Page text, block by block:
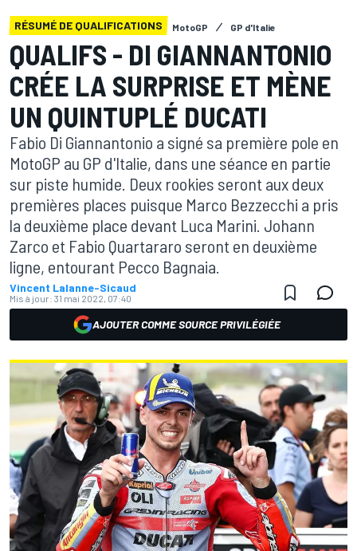
RÉSUMÉ DE QUALIFICATIONS MotoGP GP d'Italie
QUALIFS - DI GIANNANTONIO
CRÉE LA SURPRISE ET MÈNE
UN QUINTUPLÉ DUCATI
Fabio Di Giannantonio a signé sa première pole en
MotoGP au GP d'Italie, dans une séance en partie
sur piste humide. Deux rookies seront aux deux
premières places puisque Marco Bezzecchi a pris
la deuxième place devant Luca Marini. Johann
Zarco et Fabio Quartararo seront en deuxième
ligne, entourant Pecco Bagnaia.
Vincent Lalanne-Sicaud
Mis à jour: 31 mai 2022, 07:40
AJOUTER COMME SOURCE PRIVILÉGIÉE